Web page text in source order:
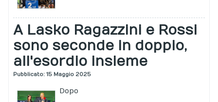
A Lasko Ragazzini e Rossi
sono seconde in doppio,
all'esordio insieme
Pubblicato: 15 Maggio 2025
Dopo